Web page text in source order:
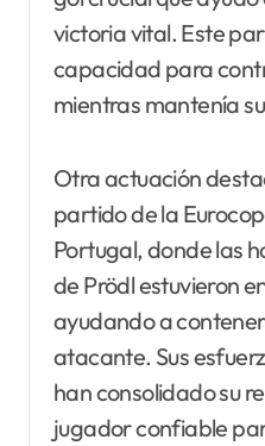
victoria vital. Este
capacidad para
mientras mantenía
Otra actuación
partido de la
Portugal, donde las
de Prödl estuvieron
ayudando a
atacante. Sus
han consolidado su
jugador confiable